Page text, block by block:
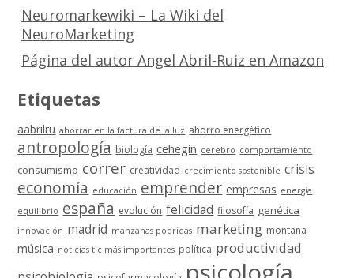
Neuromarkewiki – La Wiki del
NeuroMarketing
Página del autor Angel Abril-Ruiz en Amazon
Etiquetas
aabrilru ahorrar en la factura de la luz ahorro energético
antropología biología cehegín cerebro comportamiento
consumismo correr creatividad crecimiento sostenible crisis
economía educación emprender empresas energía
equilibrio españa evolución felicidad filosofía genética
innovación madrid manzanas podridas marketing montaña
música noticias tic más importantes política productividad